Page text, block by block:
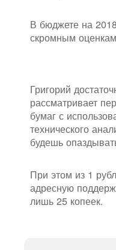
В бюджете на
скромным
Григорий
рассматривает
бумаг с
технического
будешь
При этом из 1
адресную
лишь 25 копеек.